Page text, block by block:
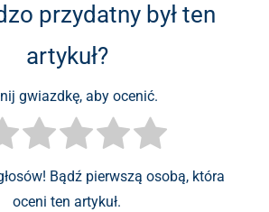
przydatny był ten
artykuł?
gwiazdkę, aby ocenić.
Bądź pierwszą osobą, która
oceni ten artykuł.